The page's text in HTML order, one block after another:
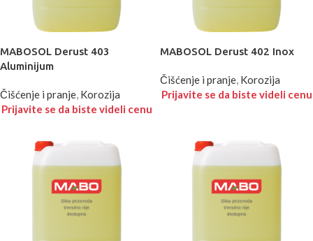
MABOSOL Derust 403
Aluminijum
Čišćenje i pranje, Korozija
Prijavite se da biste videli cenu
MABOSOL Derust 402 Inox
Čišćenje i pranje, Korozija
Prijavite se da biste videli cenu